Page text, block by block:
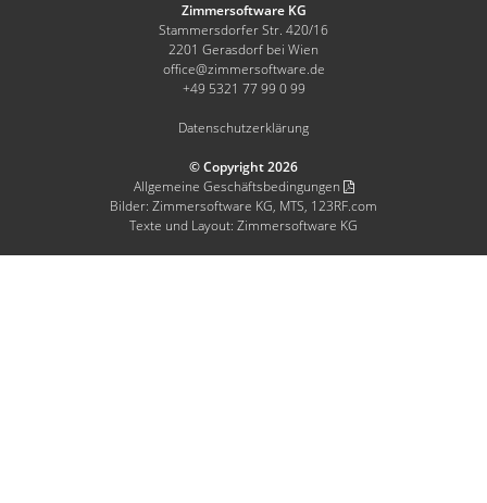
Zimmersoftware KG
Stammersdorfer Str. 420/16
2201 Gerasdorf bei Wien
office@zimmersoftware.de
+49 5321 77 99 0 99
Datenschutzerklärung
© Copyright 2026
Allgemeine Geschäftsbedingungen
Bilder: Zimmersoftware KG, MTS, 123RF.com
Texte und Layout: Zimmersoftware KG